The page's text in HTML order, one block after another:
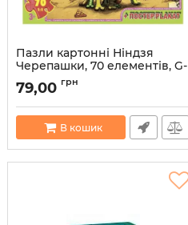
Пазли картонні Ніндзя
Черепашки, 70 елементів, G-
Артикул:
79,00 грн
В кошик